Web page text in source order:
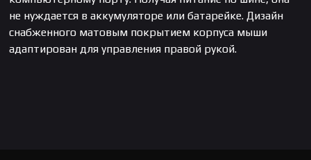
не нуждается в аккумуляторе или батарейке. Дизайн
снабженного матовым покрытием корпуса мыши
адаптирован для управления правой рукой.